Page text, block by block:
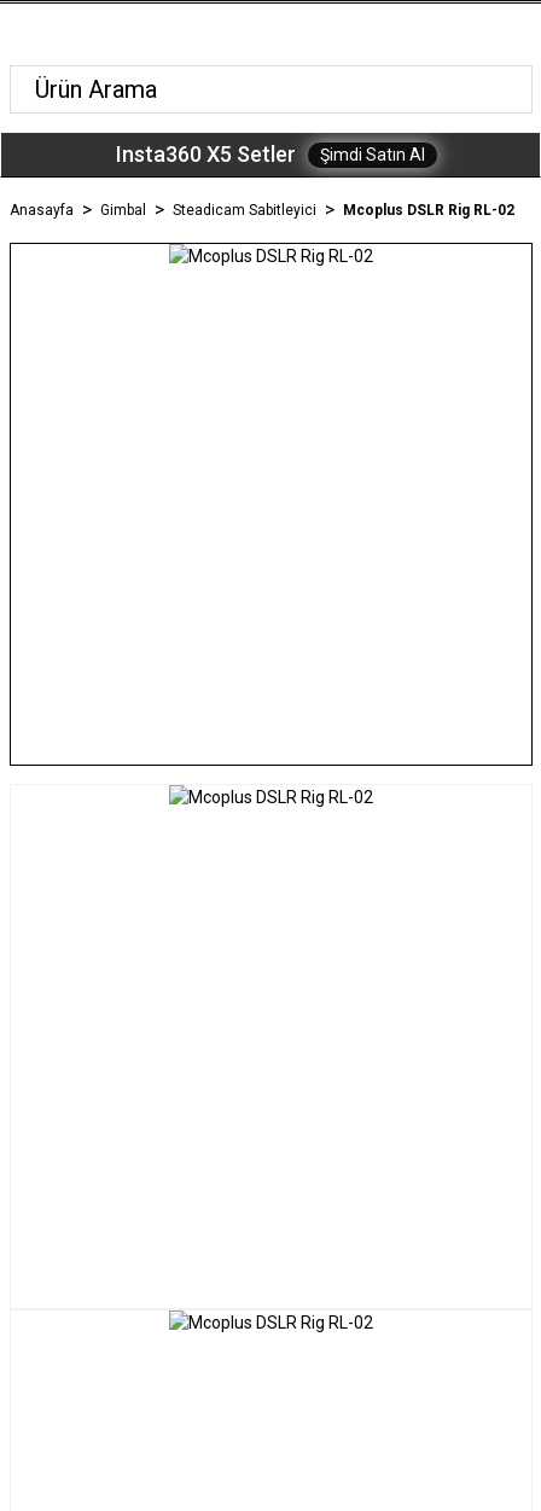
Insta360 X5 Setler Şimdi Satın Al
Anasayfa Gimbal Steadicam Sabitleyici Mcoplus DSLR Rig RL-02